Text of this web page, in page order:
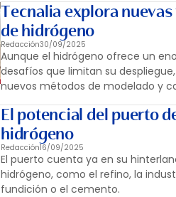
Tecnalia explora
de hidrógeno
Redacción30/09/2025
Aunque el hidrógeno ofrece un
desafíos que limitan su
nuevos métodos de modelado y
El potencial del puerto
hidrógeno
Redacción16/09/2025
El puerto cuenta ya en su
hidrógeno, como el refino, la
fundición o el cemento.